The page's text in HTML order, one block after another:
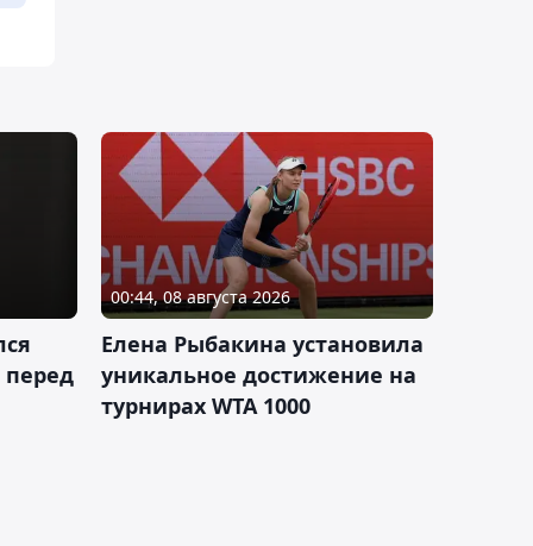
перед
00:44, 08 августа 2026
Елена Рыбакина установила
уникальное достижение на
турнирах WTA 1000